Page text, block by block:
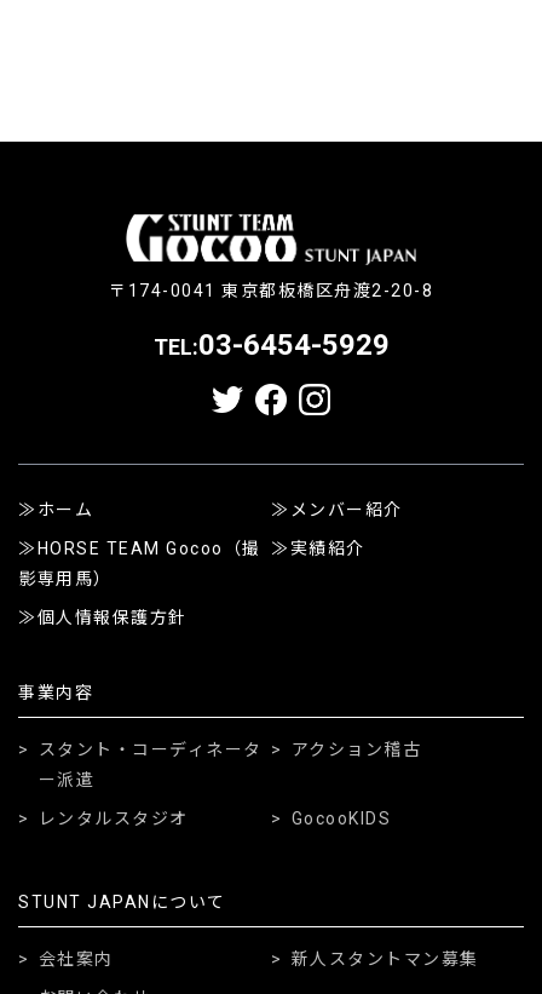
〒174-0041 東京都板橋区舟渡2-20-8
TEL:03-6454-5929
ホーム
メンバー紹介
HORSE TEAM Gocoo（撮
影専用馬）
実績紹介
個人情報保護方針
事業内容
スタント・コーディネータ
ー派遣
アクション稽古
レンタルスタジオ GocooKIDS
STUNT JAPANについて
会社案内
新人スタントマン募集